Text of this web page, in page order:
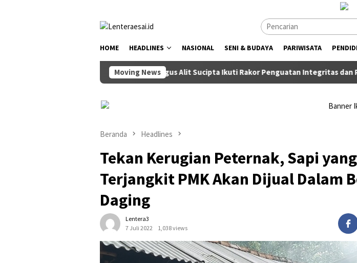
HOME HEADLINES NASIONAL SENI & BUDAYA PARIWISATA
Moving News
Wabup Bagus Alit Sucipta Ikuti Rakor Penguatan Integritas dan
Beranda Headlines
Tekan Kerugian Peternak, Sapi yang
Terjangkit PMK Akan Dijual Dalam
Daging
Lentera3
7 Juli 2022
1,038 views